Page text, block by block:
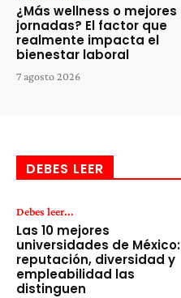
¿Más wellness o mejores
jornadas? El factor que
realmente impacta el
bienestar laboral
7 agosto 2026
DEBES LEER
Debes leer...
Las 10 mejores
universidades de México:
reputación, diversidad y
empleabilidad las
distinguen